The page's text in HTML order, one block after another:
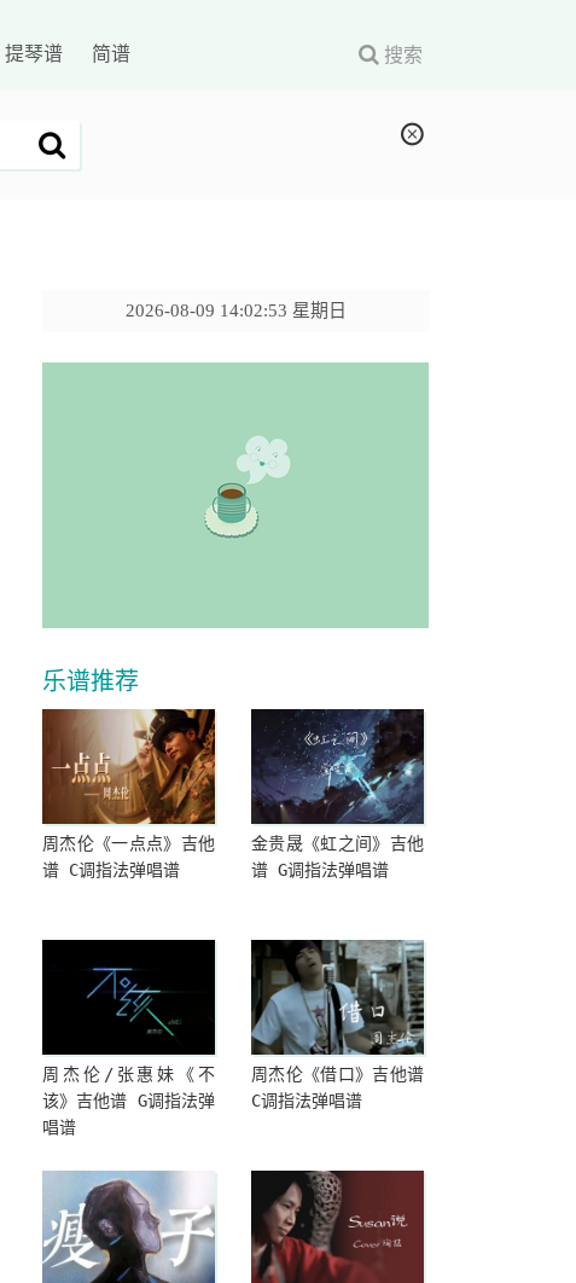
提琴谱 简谱 搜索
2026-08-09 14:02:54 星期日
乐谱推荐
周杰伦《一点点》吉他
谱 C调指法弹唱谱
金贵晟《虹之间》吉他
谱 G调指法弹唱谱
周杰伦/张惠妹《不
该》吉他谱 G调指法弹
唱谱
周杰伦《借口》吉他谱
C调指法弹唱谱